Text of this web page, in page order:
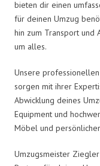
bieten dir einen
für deinen Umzug
hin zum Transport und
um alles.
Unsere professionellen
sorgen mit ihrer
Abwicklung deines
Equipment und
Möbel und
Umzugsmeister